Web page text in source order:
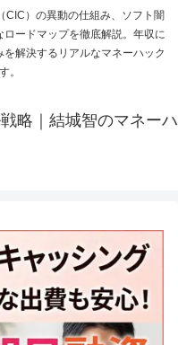
CIC）の異動の仕組み、ソフト闇
ードマップを徹底解説。年収に
解決するリアルなマネーハック
。
略｜結城智のマネーハ